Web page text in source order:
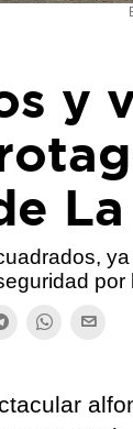
y
por